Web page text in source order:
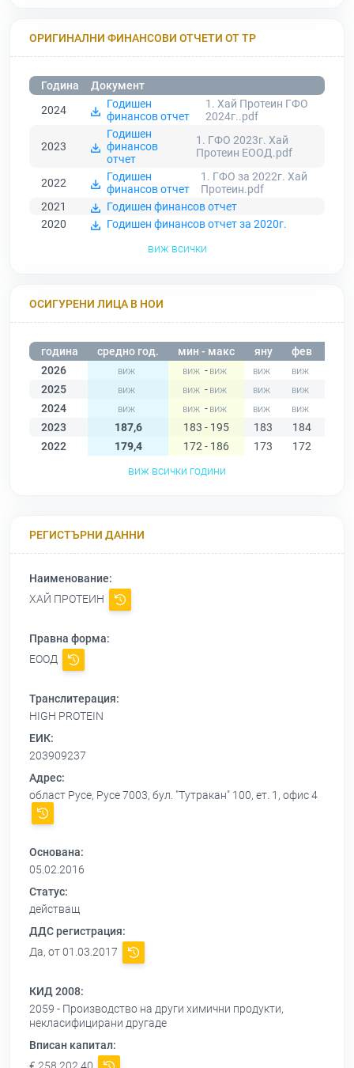
ОРИГИНАЛНИ ФИНАНСОВИ ОТЧЕТИ ОТ ТР
Година
Документ
2024
Годишен
финансов отчет
1. Хай Протеин ГФО
2024г..pdf
2023
Годишен
финансов
отчет
1. ГФО 2023г. Хай
Протеин ЕООД.pdf
2022
Годишен
финансов отчет
1. ГФО за 2022г. Хай
Протеин.pdf
2021
Годишен финансов отчет
2020
Годишен финансов отчет за 2020г.
виж всички
ОСИГУРЕНИ ЛИЦА В НОИ
година средно год. мин - макс яну фев
2026
-
2025
-
2024
-
2023
187,6 183 - 195 183 184
2022
179,4 172 - 186 173 172
виж всички години
РЕГИСТЪРНИ ДАННИ
Наименование:
ХАЙ ПРОТЕИН
Правна форма:
ЕООД
Транслитерация:
HIGH PROTEIN
ЕИК:
203909237
Адрес:
област Русе, Русе 7003, бул. "Тутракан" 100, ет. 1, офис 4
Основана:
05.02.2016
Статус:
действащ
ДДС регистрация:
Да, от 01.03.2017
КИД 2008:
2059 - Производство на други химични продукти,
некласифицирани другаде
Вписан капитал: